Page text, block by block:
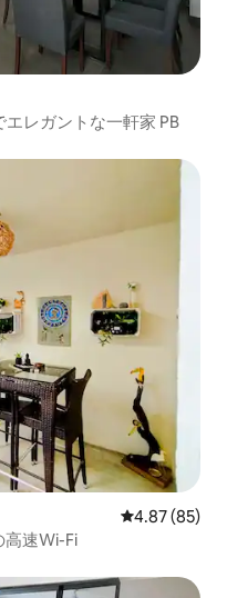
レガントな一軒家 PB
レビュー85
4.87 (85)
高速Wi-Fi